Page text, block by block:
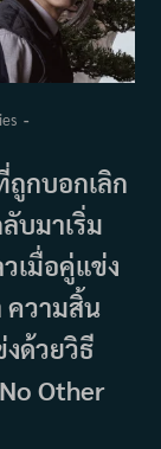
ถูกบอกเลิก
บมาเริ่ม
เมื่อคู่แข่ง
ความสิ้น
ด้วยวิธี
Other